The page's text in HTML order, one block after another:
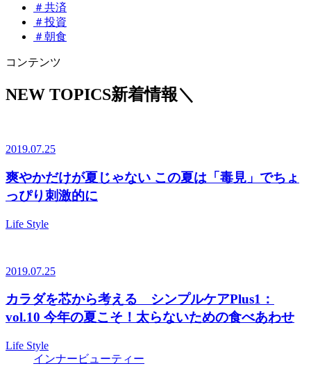
＃共済
＃投資
＃朝食
コンテンツ
NEW TOPICS新着情報＼
2019.07.25
爽やかだけが夏じゃない この夏は「毒見」でちょ
っぴり刺激的に
Life Style
2019.07.25
カラダを芯から考える シンプルケアPlus1：
vol.10 今年の夏こそ！太らないための食べあわせ
Life Style
インナービューティー